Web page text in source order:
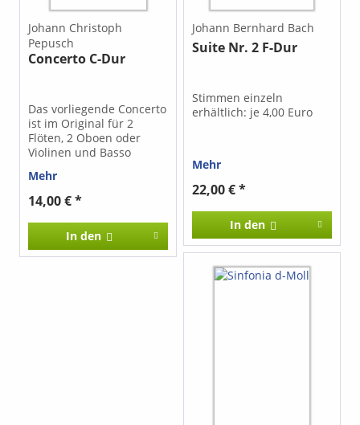
Johann Christoph
Pepusch
Concerto C-Dur
Das vorliegende Concerto
ist im Original für 2
Flöten, 2 Oboen oder
Violinen und Basso
das Musizieren mit
Blockflöten wurde das
Concerto von D-Dur nach
C-Dur transponiert. Das
Werk eignet sich sehr gut
für Ensembles mit
Mehr
14,00 € *
In den
Johann Bernhard Bach
Suite Nr. 2 F-Dur
Stimmen einzeln
erhältlich: je 4,00 Euro
Mehr
22,00 € *
In den